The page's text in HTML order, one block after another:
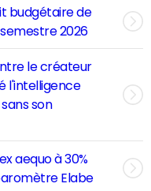
budgétaire de
2026
le créateur
l'intelligence
son
aequo à 30%
Elabe